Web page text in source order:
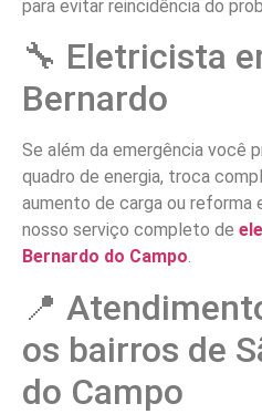
para evitar reincidência do
🔧 Eletricista
Bernardo
Se além da emergência você
quadro de energia, troca
aumento de carga ou reforma
nosso serviço completo de
Bernardo do Campo.
📍
os bairros de
do Campo